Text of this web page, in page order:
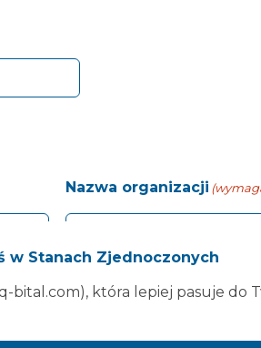
Nazwa organizacji
w Stanach Zjednoczonych
bital.com), która lepiej pasuje do